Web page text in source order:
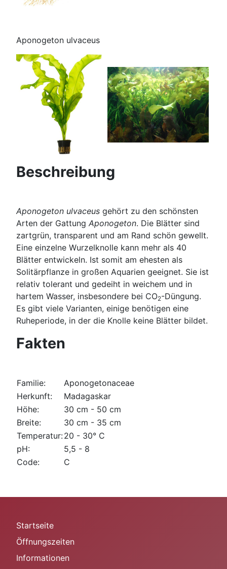
Aponogeton ulvaceus
Beschreibung
Aponogeton ulvaceus gehört zu den schönsten
Arten der Gattung Aponogeton. Die Blätter sind
zartgrün, transparent und am Rand schön gewellt.
Eine einzelne Wurzelknolle kann mehr als 40
Blätter entwickeln. Ist somit am ehesten als
Solitärpflanze in großen Aquarien geeignet. Sie ist
relativ tolerant und gedeiht in weichem und in
hartem Wasser, insbesondere bei CO2-Düngung.
Es gibt viele Varianten, einige benötigen eine
Ruheperiode, in der die Knolle keine Blätter bildet.
Fakten
Familie:
Aponogetonaceae
Herkunft:
Madagaskar
Höhe:
30 cm - 50 cm
Breite:
30 cm - 35 cm
Temperatur:20 - 30° C
pH:
5,5 - 8
Code:
C
Startseite
Öffnungszeiten
Informationen